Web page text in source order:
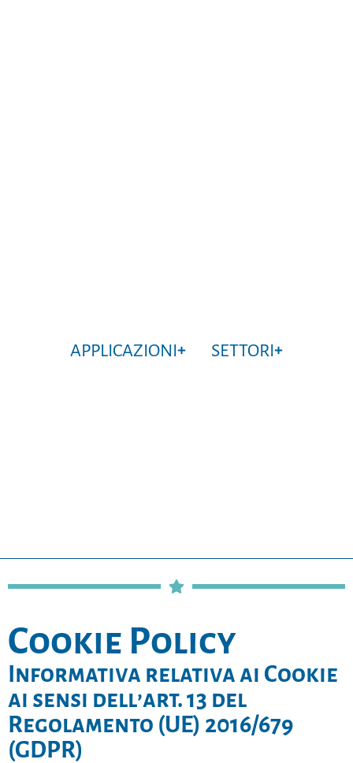
APPLICAZIONI SETTORI
Cookie Policy
Informativa relativa ai Cookie
ai sensi dell’art. 13 del
Regolamento (UE) 2016/679
(GDPR)